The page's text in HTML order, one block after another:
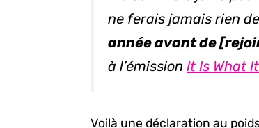
ne ferais jamais rien
année avant de
à l’émissionIt Is What
Voilà une déclaration au